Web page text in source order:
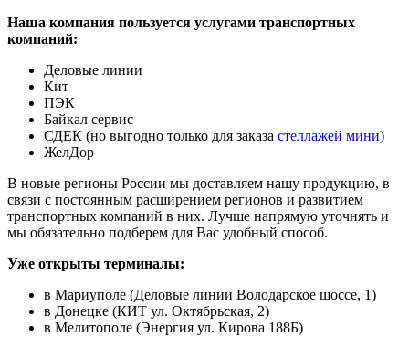
Наша компания пользуется услугами транспортных
компаний:
Деловые линии
Кит
ПЭК
Байкал сервис
СДЕК (но выгодно только для заказа стеллажей мини)
ЖелДор
В новые регионы России мы доставляем нашу продукцию, в
связи с постоянным расширением регионов и развитием
транспортных компаний в них. Лучше напрямую уточнять и
мы обязательно подберем для Вас удобный способ.
Уже открыты терминалы:
в Мариуполе (Деловые линии Володарское шоссе, 1)
в Донецке (КИТ ул. Октябрьская, 2)
в Мелитополе (Энергия ул. Кирова 188Б)